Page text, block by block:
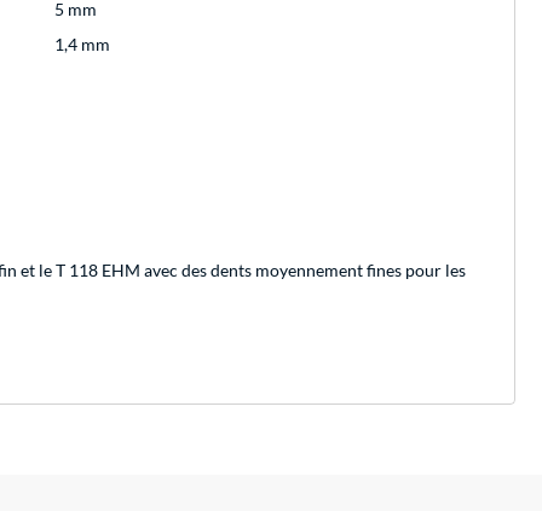
5 mm
1,4 mm
et le T 118 EHM avec des dents moyennement fines pour les